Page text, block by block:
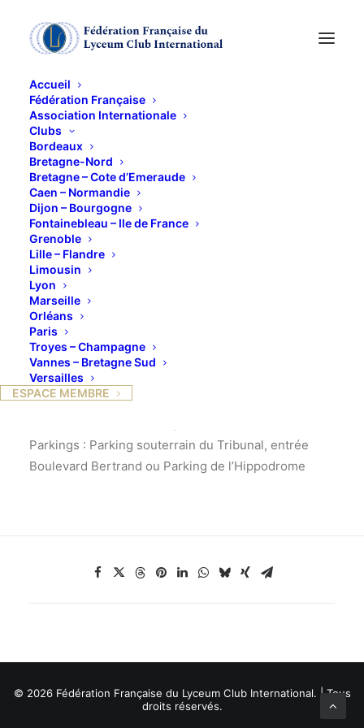
Accueil
Fédération Française
Association Internationale
Clubs
Bordeaux
Bretagne-Nord
Bretagne – Cote d’Emeraude
Caen – Normandie
Dijon – Bourgogne
Fontainebleau – Ile de France
Grenoble
Lille – Flandre
Limousin
Lyon
Marseille
Orléans
Paris
Troyes – Champagne
Vannes – Bretagne Sud
Versailles
ESPACE MEMBRE
GENERALE du CLUB
Nous nous retrouverons à 9 h 30 à la Maison des
Associations, rue Neuve Bourg l’Abbé à Caen.
L’Assemblée Générale sera suivie d’un déjeuner au
Restaurant Club, situé au dernier étage, du
Parkings : Parking souterrain du Tribunal, entrée
Boulevard Bertrand ou Parking de l’Hippodrome
© 2026 Fédération Française du Lyceum Club International. | Tous
droits réservés.